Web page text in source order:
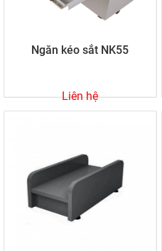
Ngăn kéo sắt NK55
Liên hệ